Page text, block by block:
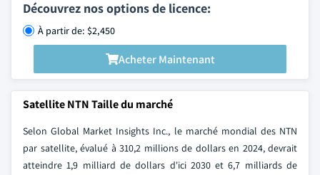
Découvrez nos options de licence:
À partir de: $2,450
Acheter Maintenant
Satellite NTN Taille du marché
Selon Global Market Insights Inc., le marché mondial des NTN
par satellite, évalué à 310,2 millions de dollars en 2024, devrait
atteindre 1,9 milliard de dollars d'ici 2030 et 6,7 milliards de